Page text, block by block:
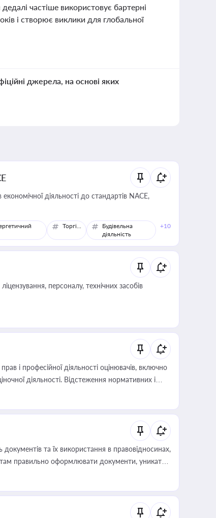
частіше використовує бартерні
і створює виклики для глобальної
джерела, на основі яких
діяльності до стандартів NACE,
Торгівля
Будівельна
діяльність
+10
персоналу, технічних засобів
і професійної діяльності оцінювачів, включно
діяльності. Відстеження нормативних і
бухгалтера під час оподаткування,
суб'єктів оціночної діяльності
та їх використання в правовідносинах,
правильно оформлювати документи, уникати
та контрагентами